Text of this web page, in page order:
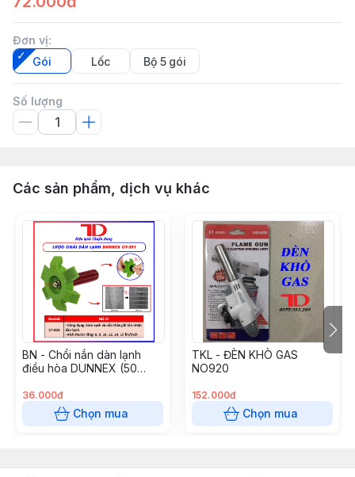
Đơn vị:
Gói
Lốc Bộ 5 gói
Số lượng
Các sản phẩm, dịch vụ khác
BN - Chổi nắn dàn lạnh
điều hòa DUNNEX (50
bằng nhựa, model CT-351
(thùng 50 cái) (Cái)
36.000đ
Chọn mua
TKL - ĐÈN KHÒ GAS
NO920
152.000đ
Chọn mua